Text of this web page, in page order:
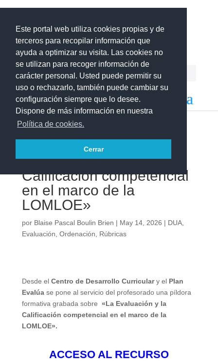
Este portal web utiliza cookies propias y de
terceros para recopilar información que
ayuda a optimizar su visita. Las cookies no
se utilizan para recoger información de
carácter personal. Usted puede permitir su
uso o rechazarlo, también puede cambiar su
configuración siempre que lo desee.
Dispone de más información en nuestra
Política de cookies.
Cerrar
Centro del Profesorado
La Gomera
Serie audiovisual «La
Evaluación y la
Calificación competencial
en el marco de la
LOMLOE»
por Blaise Pascal Boulin Brien | May 14, 2026 | DUA,
Evaluación Ordenación Rúbricas
Desde el Centro de Desarrollo Curriculary elPlan
Evalúase pone al servicio del profesorado una píldora
formativa grabada sobre «La Evaluación y la
Calificación competencial en el marco de la
LOMLOE».
ACCESO AL RECURSO